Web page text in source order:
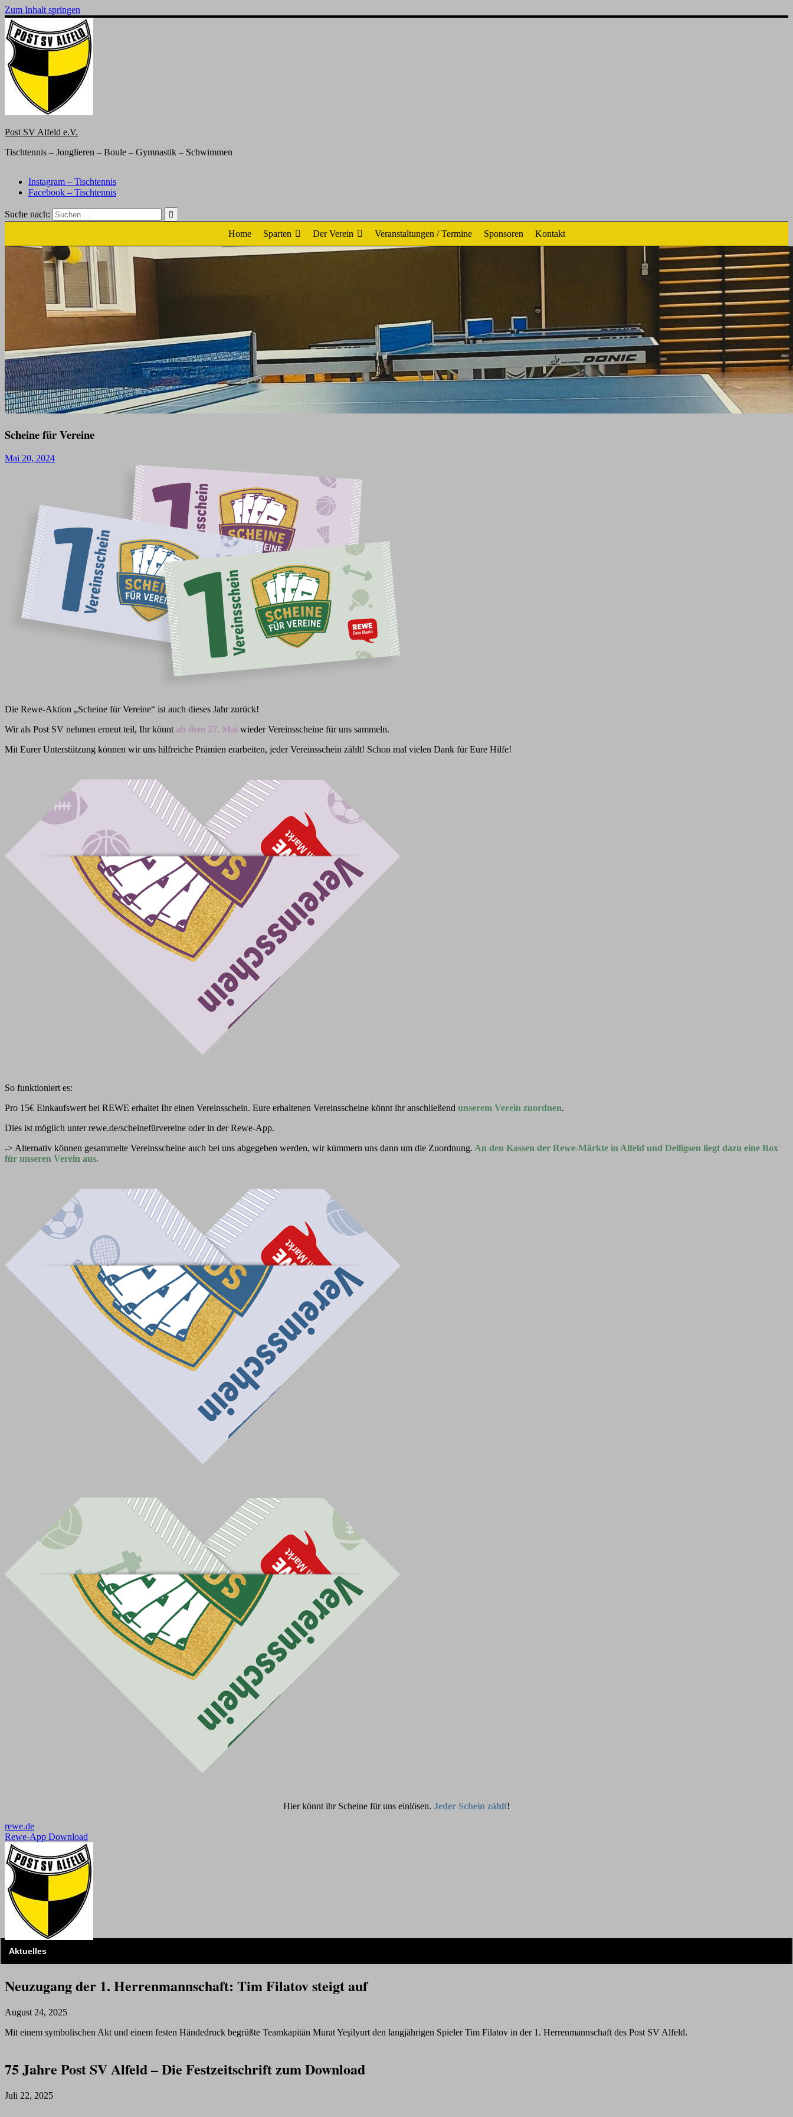
Zum Inhalt springen
Post SV Alfeld e.V.
Tischtennis – Jonglieren – Boule – Gymnastik – Schwimmen
Instagram – Tischtennis
Facebook – Tischtennis
Suche nach:
Home
Sparten Der Verein Veranstaltungen / Termine Sponsoren Kontakt
Scheine für Vereine
Mai 20, 2024
Die Rewe-Aktion „Scheine für Vereine“ ist auch dieses Jahr zurück!
Wir als Post SV nehmen erneut teil, Ihr könnt ab dem 27. Mai wieder Vereinsscheine für uns sammeln.
Mit Eurer Unterstützung können wir uns hilfreiche Prämien erarbeiten, jeder Vereinsschein zählt! Schon mal vielen Dank für Eure Hilfe!
So funktioniert es:
Pro 15€ Einkaufswert bei REWE erhaltet Ihr einen Vereinsschein. Eure erhaltenen Vereinsscheine könnt ihr anschließend unserem Verein zuordnen.
Dies ist möglich unter rewe.de/scheinefürvereine oder in der Rewe-App.
-> Alternativ können gesammelte Vereinsscheine auch bei uns abgegeben werden, wir kümmern uns dann um die Zuordnung. An den Kassen der Rewe-Märkte in Alfeld und Delligsen liegt dazu eine Box
für unseren Verein aus.
Hier könnt ihr Scheine für uns einlösen. Jeder Schein zählt!
rewe.de
Rewe-App Download
Aktuelles
Neuzugang der 1. Herrenmannschaft: Tim Filatov steigt auf
August 24, 2025
Mit einem symbolischen Akt und einem festen Händedruck begrüßte Teamkapitän Murat Yeşilyurt den langjährigen Spieler Tim Filatov in der 1. Herrenmannschaft des Post SV Alfeld.
75 Jahre Post SV Alfeld – Die Festzeitschrift zum Download
Juli 22, 2025